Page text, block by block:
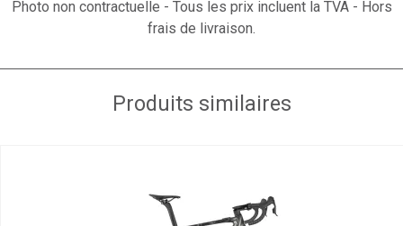
Photo non contractuelle - Tous les prix incluent la TVA - Hors
frais de livraison.
Produits similaires